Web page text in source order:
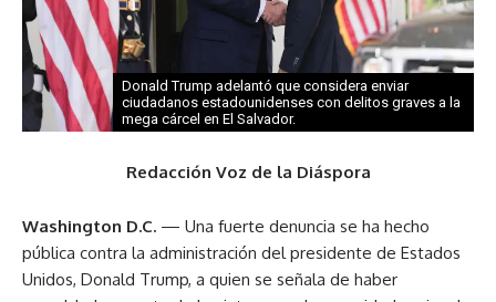
Donald Trump adelantó que considera enviar
ciudadanos estadounidenses con delitos graves a la
mega cárcel en El Salvador.
Redacción Voz de la Diáspora
Washington D.C. — Una fuerte denuncia se ha hecho
pública contra la administración del presidente de Estados
Unidos, Donald Trump, a quien se señala de haber